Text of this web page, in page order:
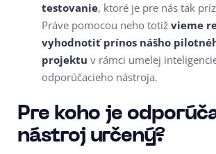
testovanie, ktoré je pre nás tak
Práve pomocou neho totiž vieme
vyhodnotiť prínos nášho
projektu v rámci umelej
odporúčacieho nástroja.
Pre koho je
nástroj určený?